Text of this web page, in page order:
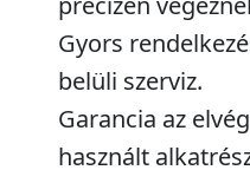
Gyors
belüli szerviz.
Garancia az
használt